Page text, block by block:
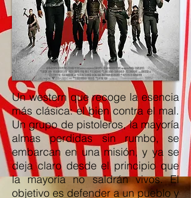
Un western que recoge la esencia
más clásica: el bien contra el mal.
Un grupo de pistoleros, la mayoría
almas perdidas sin rumbo, se
embarcan en una misión, y ya se
deja claro desde el principio que
la mayoría no saldrán vivos. El
objetivo es defender a un pueblo y